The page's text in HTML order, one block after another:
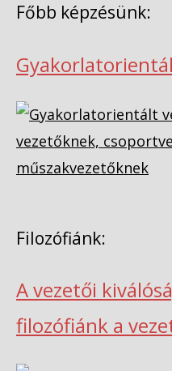
Főbb képzésünk:
Filozófiánk:
A vezetői
filozófiánk a